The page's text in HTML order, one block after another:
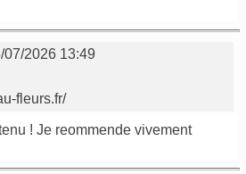
07/2026 13:49
fleurs.fr/
! Je reommende vivement